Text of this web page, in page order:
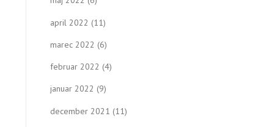
april 2022 (11)
marec 2022 (6)
februar 2022 (4)
januar 2022 (9)
december 2021 (11)